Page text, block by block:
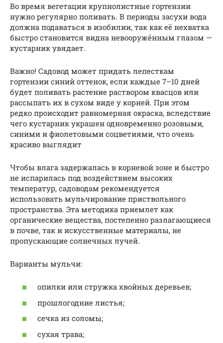
Во время вегетации крупнолистные гортензии
нужно регулярно поливать. В периоды засухи вода
должна подаваться в изобилии, так как её нехватка
быстро становится видна невооружённым глазом —
кустарник увядает.
Важно! Садовод может придать лепесткам
гортензии синий оттенок, если каждые 7–10 дней
будет поливать растение раствором квасцов или
рассыпать их в сухом виде у корней. При этом
редко происходит равномерная окраска, вследствие
чего кустарник украшен одновременно розовыми,
синими и фиолетовыми соцветиями, что очень
красиво выглядит
Чтобы влага задержалась в корневой зоне и быстро
не испарилась под воздействием высоких
температур, садоводам рекомендуется
использовать мульчирование приствольного
пространства. Эта методика приемлет как
органические вещества, постепенно разлагающиеся
в почве, так и искусственные материалы, не
пропускающие солнечных лучей.
Варианты мульчи:
опилки или стружка хвойных деревьев;
прошлогодние листья;
сечка из соломы;
сухая трава;